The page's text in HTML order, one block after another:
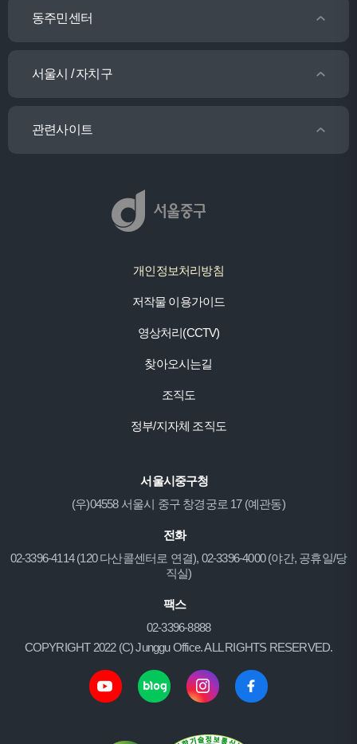
동주민센터
서울시 / 자치구
관련사이트
개인정보처리방침
저작물 이용가이드
영상처리(CCTV)
찾아오시는길
조직도
정부/지자체 조직도
서울시중구청
(우)04558 서울시 중구 창경궁로 17 (예관동)
전화
02-3396-4114 (120 다산콜센터로 연결), 02-3396-4000 (야간, 공휴일/당
직실)
팩스
02-3396-8888
COPYRIGHT 2022 (C) Junggu Office. ALL RIGHTS RESERVED.